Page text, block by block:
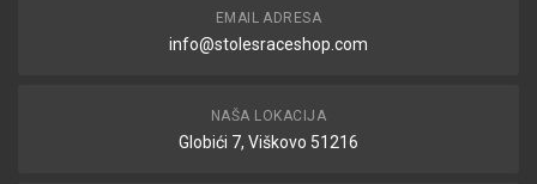
EMAIL ADRESA
info@stolesraceshop.com
NAŠA LOKACIJA
Globići 7, Viškovo 51216